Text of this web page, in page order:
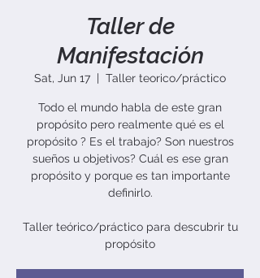
Taller de
Manifestación
Sat, Jun 17
  |
Taller teorico/práctico
Todo el mundo habla de este gran
propósito pero realmente qué es el
propósito ? Es el trabajo? Son nuestros
sueños u objetivos? Cuál es ese gran
propósito y porque es tan importante
definirlo.
Taller teórico/práctico para descubrir tu
propósito